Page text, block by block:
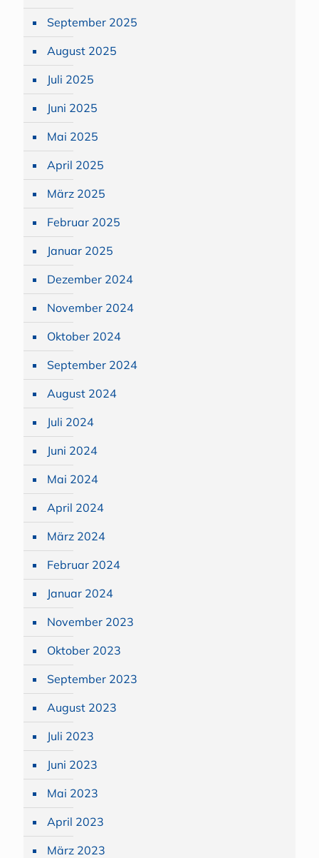
September 2025
August 2025
Juli 2025
Juni 2025
Mai 2025
April 2025
März 2025
Februar 2025
Januar 2025
Dezember 2024
November 2024
Oktober 2024
September 2024
August 2024
Juli 2024
Juni 2024
Mai 2024
April 2024
März 2024
Februar 2024
Januar 2024
November 2023
Oktober 2023
September 2023
August 2023
Juli 2023
Juni 2023
Mai 2023
April 2023
März 2023